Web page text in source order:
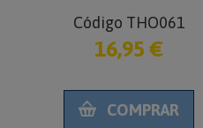
Código THO061
16,95 €
COMPRAR